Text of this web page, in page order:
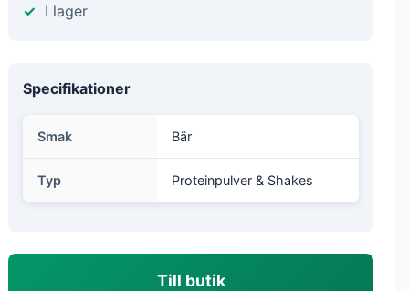
I lager
Specifikationer
Smak Bär
Typ Proteinpulver & Shakes
Till butik